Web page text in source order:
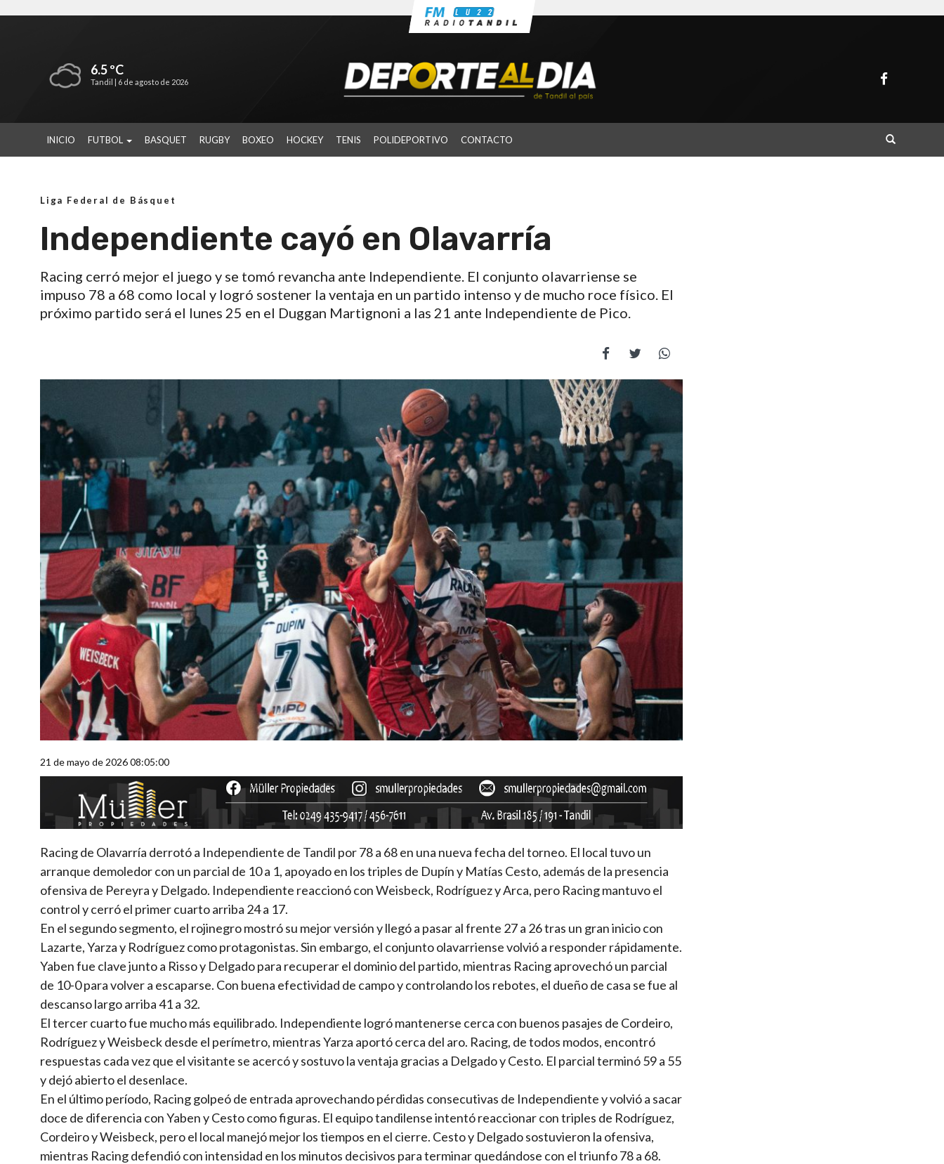
6.5 ºC
Tandil | 6 de agosto de 2026
INICIO FUTBOL BASQUET RUGBY BOXEO HOCKEY TENIS POLIDEPORTIVO CONTACTO
Liga Federal de Básquet
Independiente cayó en Olavarría
Racing cerró mejor el juego y se tomó revancha ante Independiente. El conjunto olavarriense se
impuso 78 a 68 como local y logró sostener la ventaja en un partido intenso y de mucho roce físico. El
próximo partido será el lunes 25 en el Duggan Martignoni a las 21 ante Independiente de Pico.
21 de mayo de 2026 08:05:00
Racing de Olavarría derrotó a Independiente de Tandil por 78 a 68 en una nueva fecha del torneo. El local tuvo un
arranque demoledor con un parcial de 10 a 1, apoyado en los triples de Dupín y Matías Cesto, además de la presencia
ofensiva de Pereyra y Delgado. Independiente reaccionó con Weisbeck, Rodríguez y Arca, pero Racing mantuvo el
control y cerró el primer cuarto arriba 24 a 17.
En el segundo segmento, el rojinegro mostró su mejor versión y llegó a pasar al frente 27 a 26 tras un gran inicio con
Lazarte, Yarza y Rodríguez como protagonistas. Sin embargo, el conjunto olavarriense volvió a responder rápidamente.
Yaben fue clave junto a Risso y Delgado para recuperar el dominio del partido, mientras Racing aprovechó un parcial
de 10-0 para volver a escaparse. Con buena efectividad de campo y controlando los rebotes, el dueño de casa se fue al
descanso largo arriba 41 a 32.
El tercer cuarto fue mucho más equilibrado. Independiente logró mantenerse cerca con buenos pasajes de Cordeiro,
Rodríguez y Weisbeck desde el perímetro, mientras Yarza aportó cerca del aro. Racing, de todos modos, encontró
respuestas cada vez que el visitante se acercó y sostuvo la ventaja gracias a Delgado y Cesto. El parcial terminó 59 a 55
y dejó abierto el desenlace.
En el último período, Racing golpeó de entrada aprovechando pérdidas consecutivas de Independiente y volvió a sacar
doce de diferencia con Yaben y Cesto como figuras. El equipo tandilense intentó reaccionar con triples de Rodríguez,
Cordeiro y Weisbeck, pero el local manejó mejor los tiempos en el cierre. Cesto y Delgado sostuvieron la ofensiva,
mientras Racing defendió con intensidad en los minutos decisivos para terminar quedándose con el triunfo 78 a 68.